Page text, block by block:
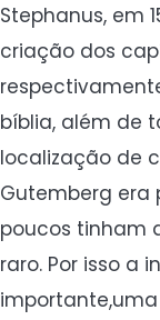
Stephanus, em
criação dos
bíblia, além de
localização de
Gutemberg era
poucos tinham
raro. Por isso a